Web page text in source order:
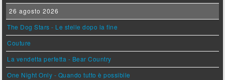
26 agosto 2026
The Dog Stars - Le stelle dopo la fine
Couture
La vendetta perfetta - Bear Country
One Night Only - Quando tutto è possibile